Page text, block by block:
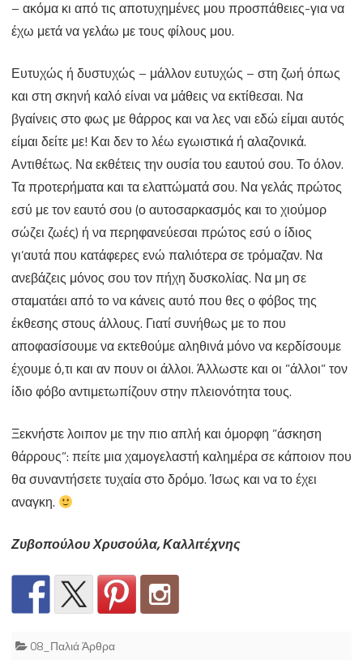
– ακόμα κι από τις αποτυχημένες μου προσπάθειες-για να
έχω μετά να γελάω με τους φίλους μου.
Ευτυχώς ή δυστυχώς – μάλλον ευτυχώς – στη ζωή όπως
και στη σκηνή καλό είναι να μάθεις να εκτίθεσαι. Να
βγαίνεις στο φως με θάρρος και να λες ναι εδώ είμαι αυτός
είμαι δείτε με! Και δεν το λέω εγωιστικά ή αλαζονικά.
Αντιθέτως. Να εκθέτεις την ουσία του εαυτού σου. Το όλον.
Τα προτερήματα και τα ελαττώματά σου. Να γελάς πρώτος
εσύ με τον εαυτό σου (ο αυτοσαρκασμός και το χιούμορ
σώζει ζωές) ή να περηφανεύεσαι πρώτος εσύ ο ίδιος
γι’αυτά που κατάφερες ενώ παλιότερα σε τρόμαζαν. Να
ανεβάζεις μόνος σου τον πήχη δυσκολίας. Να μη σε
σταματάει από το να κάνεις αυτό που θες ο φόβος της
έκθεσης στους άλλους. Γιατί συνήθως με το που
αποφασίσουμε να εκτεθούμε αληθινά μόνο να κερδίσουμε
έχουμε ό,τι και αν πουν οι άλλοι. Άλλωστε και οι ”άλλοι” τον
ίδιο φόβο αντιμετωπίζουν στην πλειονότητα τους.
Ξεκνήστε λοιπον με την πιο απλή και όμορφη ”άσκηση
θάρρους”: πείτε μια χαμογελαστή καλημέρα σε κάποιον που
θα συναντήσετε τυχαία στο δρόμο. Ίσως και να το έχει
αναγκη.
Ζυβοπούλου Χρυσούλα, Καλλιτέχνης
08_Παλιά Άρθρα